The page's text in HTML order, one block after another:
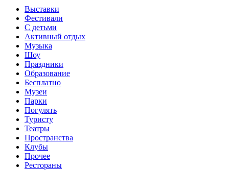
Выставки
Фестивали
С детьми
Активный отдых
Музыка
Шоу
Праздники
Образование
Бесплатно
Музеи
Парки
Погулять
Туристу
Театры
Пространства
Клубы
Прочее
Рестораны